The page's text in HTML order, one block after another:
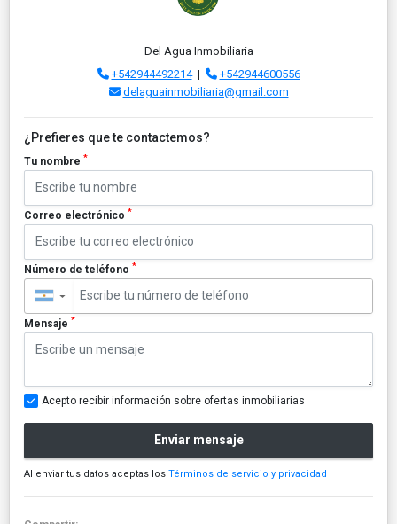
Del Agua Inmobiliaria
+542944492214|
+542944600556
delaguainmobiliaria@gmail.com
¿Prefieres que te contactemos?
Tu nombre *
Correo electrónico *
Número de teléfono *
▼
Mensaje *
Acepto recibir información sobre ofertas inmobiliarias
Enviar mensaje
Al enviar tus datos aceptas los Términos de servicio y privacidad